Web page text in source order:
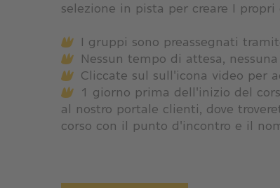
selezione in pista per creare I propri
I gruppi sono preassegnati
Nessun tempo di attesa,
Cliccate sul sull'icona video per
1 giorno prima dell'inizio del
al nostro portale clienti, dove
corso con il punto d'incontro e il